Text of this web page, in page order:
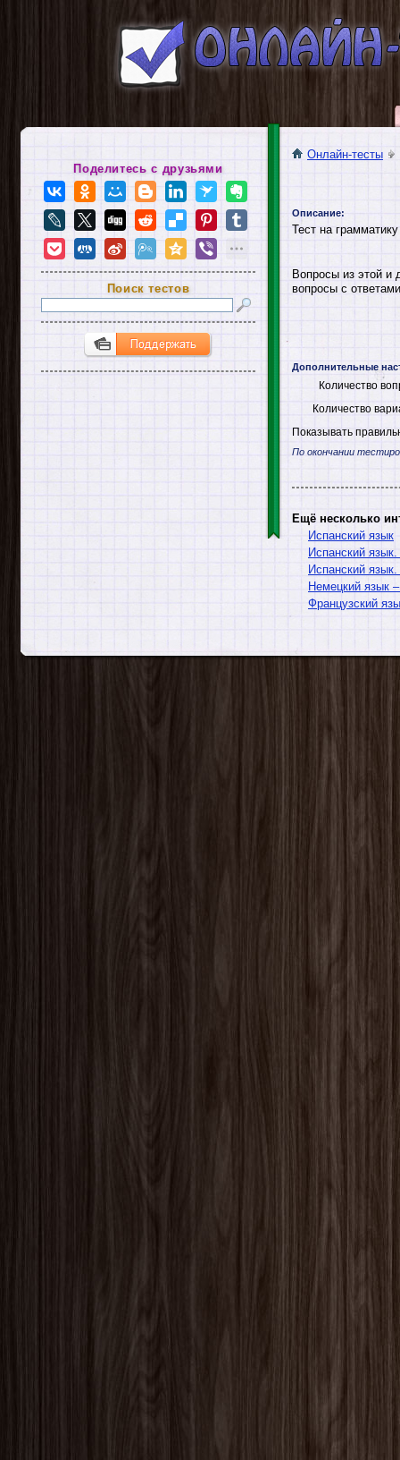
Онлайн-тесты
Описание:
Тест на
Вопросы из этой и
вопросы с
Дополнительные
Количество
Количество
Показывать
По окончании
Ещё несколько
Испанский язык
Испанский
Испанский
Немецкий язык
Французский
Поделитесь с друзьями
Поиск тестов